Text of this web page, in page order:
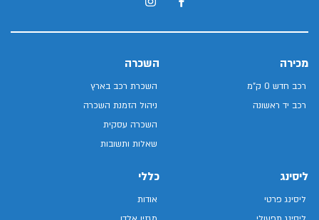
מכירה
רכב חדש 0 ק"מ
רכב יד ראשונה
השכרה
השכרת רכב בארץ
ניהול הזמנת השכרה
השכרה עסקית
שאלות ותשובות
ליסינג
ליסינג פרטי
כללי
אודות